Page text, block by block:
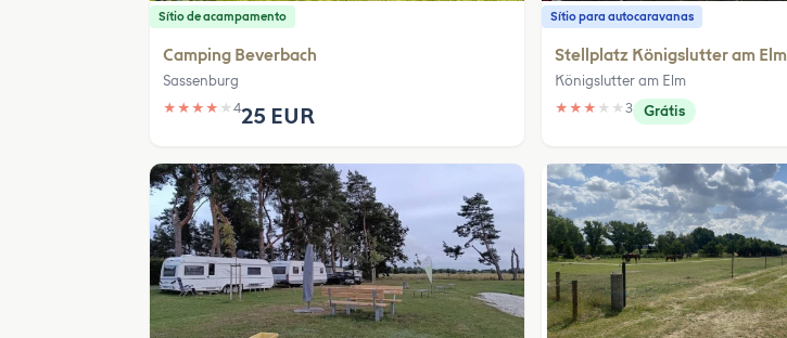
Sítio de acampamento
Camping Beverbach
Sassenburg
★ ★ ★ ★ ★ 425 EUR
Sítio para autocaravanas
Stellplatz Königslutter am Elm
Königslutter am Elm
★ ★ ★ ★ ★3 Grátis